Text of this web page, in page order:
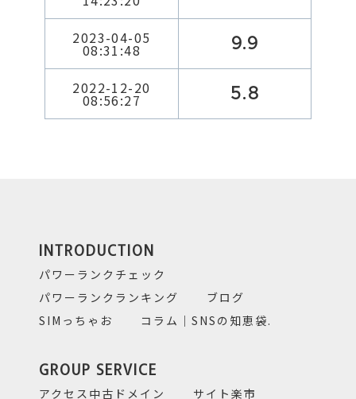
2023-04-05
08:31:48 9.9
2022-12-20
08:56:27 5.8
INTRODUCTION
パワーランクチェック
パワーランクランキング
ブログ
SIMっちゃお
コラム｜SNSの知恵袋.
GROUP SERVICE
アクセス中古ドメイン サイト楽市